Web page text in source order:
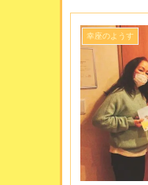
幸座のようす